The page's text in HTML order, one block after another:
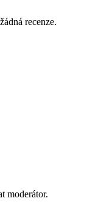
recenze.
moderátor.